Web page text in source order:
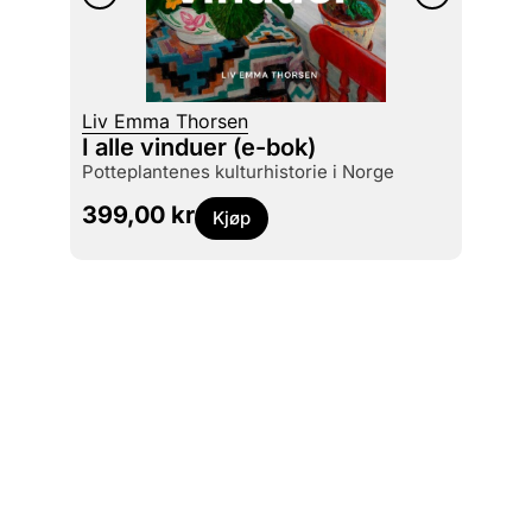
Liv Emma Thorsen
I alle vinduer (e-bok)
potteplantenes kulturhistorie i Norge
399,00 kr Kjøp